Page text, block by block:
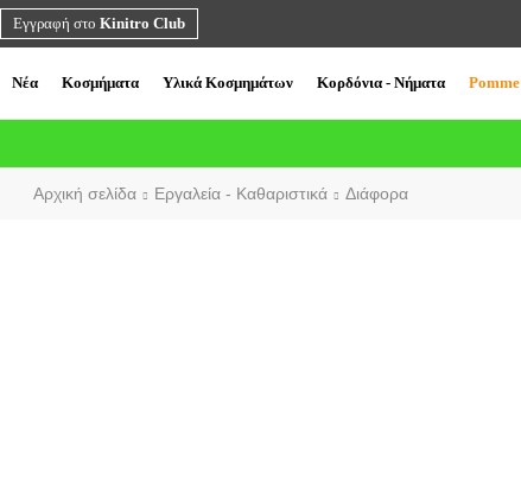
Εγγραφή στο Kinitro Club
Νέα Κοσμήματα Υλικά Κοσμημάτων Κορδόνια - Νήματα
Αρχική σελίδα Εργαλεία - Καθαριστικά Διάφορα